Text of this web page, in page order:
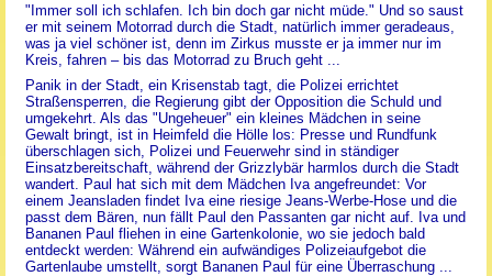
"Immer soll ich schlafen. Ich bin doch gar nicht müde." Und so saust
er mit seinem Motorrad durch die Stadt, natürlich immer geradeaus,
was ja viel schöner ist, denn im Zirkus musste er ja immer nur im
Kreis, fahren – bis das Motorrad zu Bruch geht ...
Panik in der Stadt, ein Krisenstab tagt, die Polizei errichtet
Straßensperren, die Regierung gibt der Opposition die Schuld und
umgekehrt. Als das "Ungeheuer" ein kleines Mädchen in seine
Gewalt bringt, ist in Heimfeld die Hölle los: Presse und Rundfunk
überschlagen sich, Polizei und Feuerwehr sind in ständiger
Einsatzbereitschaft, während der Grizzlybär harmlos durch die Stadt
wandert. Paul hat sich mit dem Mädchen Iva angefreundet: Vor
einem Jeansladen findet Iva eine riesige Jeans-Werbe-Hose und die
passt dem Bären, nun fällt Paul den Passanten gar nicht auf. Iva und
Bananen Paul fliehen in eine Gartenkolonie, wo sie jedoch bald
entdeckt werden: Während ein aufwändiges Polizeiaufgebot die
Gartenlaube umstellt, sorgt Bananen Paul für eine Überraschung ...